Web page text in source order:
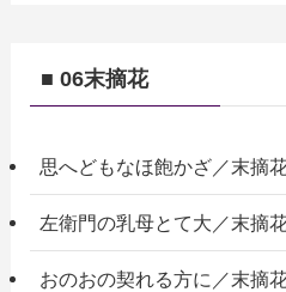
■ 06末摘花
思へどもなほ飽かざ／末摘
左衛門の乳母とて大／末摘
おのおの契れる方に／末摘